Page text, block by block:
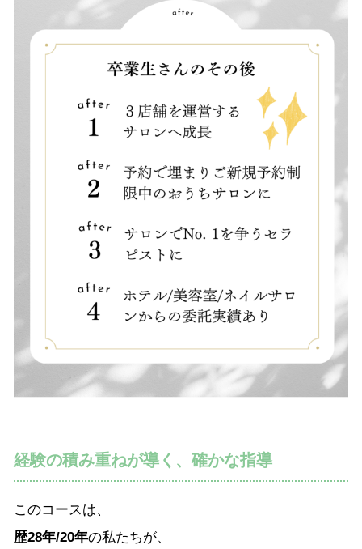
経験の積み重ねが導く、確かな指導
このコースは、
歴28年/20年の私たちが、